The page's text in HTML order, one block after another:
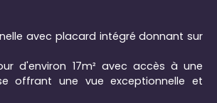
avec placard intégré donnant sur
d'environ 17m² avec accès à une
offrant une vue exceptionnelle et